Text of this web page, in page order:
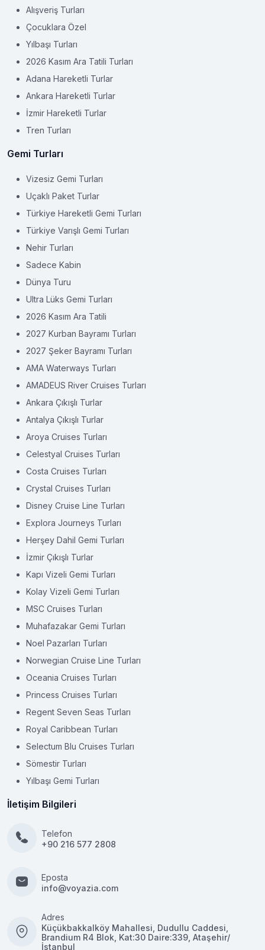
Alışveriş Turları
Çocuklara Özel
Yılbaşı Turları
2026 Kasım Ara Tatili Turları
Adana Hareketli Turlar
Ankara Hareketli Turlar
İzmir Hareketli Turlar
Tren Turları
Gemi Turları
Vizesiz Gemi Turları
Uçaklı Paket Turlar
Türkiye Hareketli Gemi Turları
Türkiye Varışlı Gemi Turları
Nehir Turları
Sadece Kabin
Dünya Turu
Ultra Lüks Gemi Turları
2026 Kasım Ara Tatili
2027 Kurban Bayramı Turları
2027 Şeker Bayramı Turları
AMA Waterways Turları
AMADEUS River Cruises Turları
Ankara Çıkışlı Turlar
Antalya Çıkışlı Turlar
Aroya Cruises Turları
Celestyal Cruises Turları
Costa Cruises Turları
Crystal Cruises Turları
Disney Cruise Line Turları
Explora Journeys Turları
Herşey Dahil Gemi Turları
İzmir Çıkışlı Turlar
Kapı Vizeli Gemi Turları
Kolay Vizeli Gemi Turları
MSC Cruises Turları
Muhafazakar Gemi Turları
Noel Pazarları Turları
Norwegian Cruise Line Turları
Oceania Cruises Turları
Princess Cruises Turları
Regent Seven Seas Turları
Royal Caribbean Turları
Selectum Blu Cruises Turları
Sömestir Turları
Yılbaşı Gemi Turları
İletişim Bilgileri
Telefon
+90 216 577 2808
Eposta
info@voyazia.com
Adres
Küçükbakkalköy Mahallesi, Dudullu Caddesi,
Brandium R4 Blok, Kat:30 Daire:339, Ataşehir/
İstanbul